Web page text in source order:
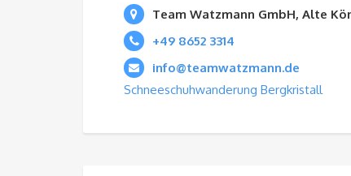
Team Watzmann GmbH, Alte
+49 8652 3314
info@teamwatzmann.de
Schneeschuhwanderung Bergkristall